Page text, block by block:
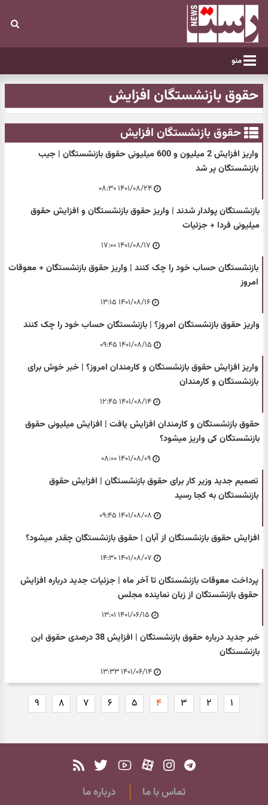
منو
حقوق بازنشستگان افزایش
حقوق بازنشستگان افزایش
واریز افزایش 2 میلیون و 600 میلیونی حقوق بازنشستگان | جیب
بازنشستگان پر شد
۱۴۰۱/۰۸/۲۴ ۰۸:۳۰
بازنشستگان پولدار شدند | واریز حقوق بازنشستگان و افزایش حقوق
میلیونی فردا + جزئیات
۱۴۰۱/۰۸/۱۷ ۱۷:۰۰
بازنشستگان حساب خود را چک کنند | واریز حقوق بازنشستگان + معوقات
امروز
۱۴۰۱/۰۸/۱۶ ۱۳:۱۵
واریز حقوق بازنشستگان امروز؟ | بازنشستگان حساب خود را چک کنند
۱۴۰۱/۰۸/۱۵ ۰۹:۴۵
واریز افزایش حقوق بازنشستگان و کارمندان امروز؟ | خبر خوش برای
بازنشستگان و کارمندان
۱۴۰۱/۰۸/۱۴ ۱۲:۴۵
حقوق بازنشستگان و کارمندان افزایش یافت | افزایش میلیونی حقوق
بازنشستگان کی واریز میشود؟
۱۴۰۱/۰۸/۰۹ ۰۸:۰۰
تصمیم جدید وزیر کار برای حقوق بازنشستگان | افزایش حقوق
بازنشستگان به کجا رسید
۱۴۰۱/۰۸/۰۸ ۰۹:۴۵
افزایش حقوق بازنشستگان از آبان | حقوق بازنشستگان چقدر میشود؟
۱۴۰۱/۰۸/۰۷ ۱۴:۳۰
پرداخت معوقات بازنشستگان تا آخر ماه | جزئیات جدید درباره افزایش
حقوق بازنشستگان از زبان نماینده مجلس
۱۴۰۱/۰۶/۱۵ ۱۳:۰۱
خبر جدید درباره حقوق بازنشستگان | افزایش 38 درصدی حقوق این
بازنشستگان
۱۴۰۱/۰۶/۱۴ ۱۳:۳۳
۱ ۲ ۳ ۴ ۵ ۶ ۷ ۸ ۹
تماس با ما درباره ما